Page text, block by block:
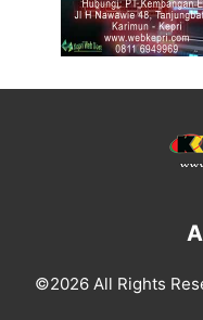
©2026 All Rights